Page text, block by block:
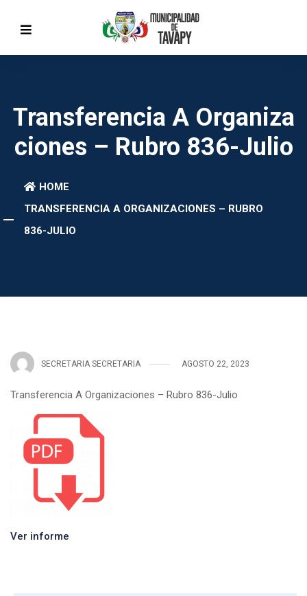
Transferencia A Organiza
Ciones – Rubro 836-Julio
HOME
TRANSFERENCIA A ORGANIZACIONES – RUBRO
836-JULIO
SECRETARIA SECRETARIA AGOSTO 22, 2023
Transferencia A Organizaciones – Rubro 836-Julio
Ver informe